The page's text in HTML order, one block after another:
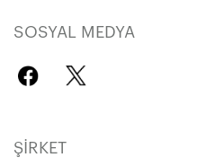
SOSYAL MEDYA
ŞIRKET